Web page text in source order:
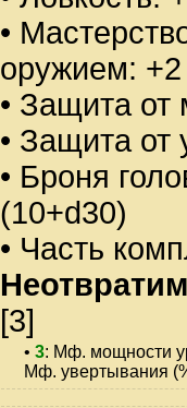
•
оружием: +2
• Защита от
• Защита от
• Броня
(10+d30)
• Часть
[3]
• 3: Мф. мощности
Мф. увертывания